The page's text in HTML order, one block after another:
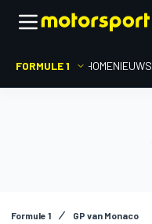
FORMULE 1 HOMENIEUWS
Formule 1 GP van Monaco